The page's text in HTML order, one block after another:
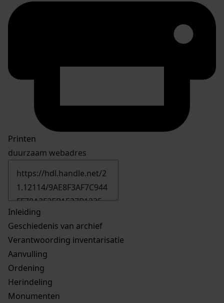
Printen
duurzaam webadres
Inleiding
Geschiedenis van archief
Verantwoording inventarisatie
Aanvulling
Ordening
Herindeling
Monumenten